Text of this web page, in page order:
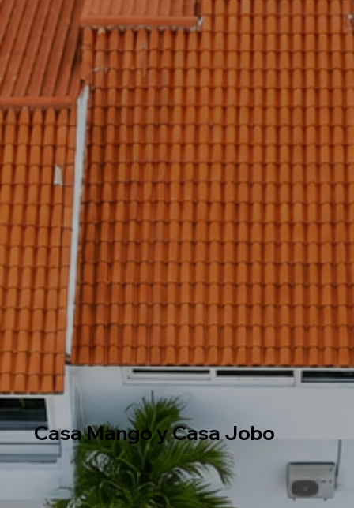
Casa Mango y Casa Jobo